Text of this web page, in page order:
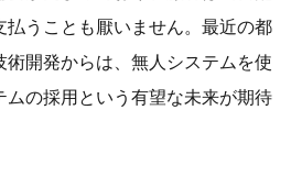
払うことも厭いません。最近の都
開発からは、無人システムを使
ムの採用という有望な未来が期待